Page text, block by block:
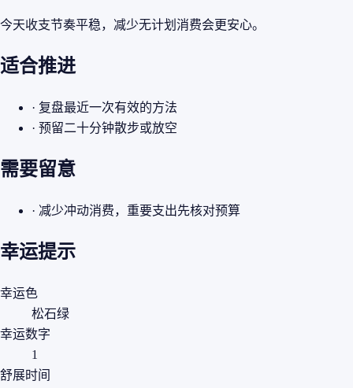
今天收支节奏平稳，减少无计划消费会更安心。
适合推进
· 复盘最近一次有效的方法
· 预留二十分钟散步或放空
需要留意
· 减少冲动消费，重要支出先核对预算
幸运提示
幸运色
松石绿
幸运数字
1
舒展时间